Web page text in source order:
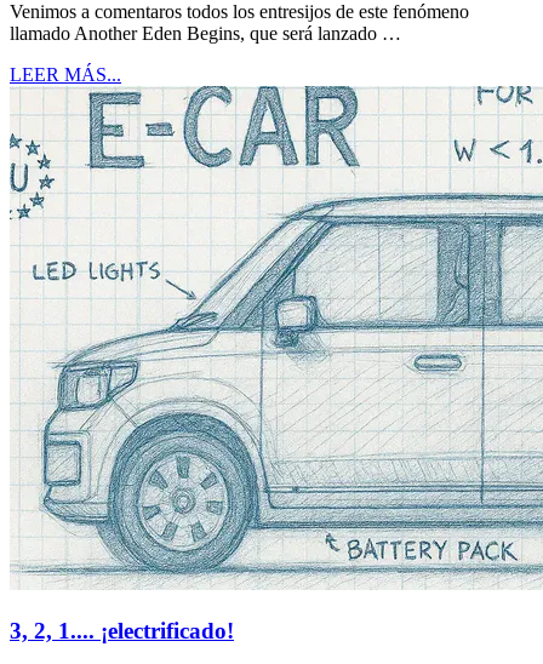
Venimos a comentaros todos los entresijos de este fenómeno
llamado Another Eden Begins, que será lanzado …
LEER MÁS...
3, 2, 1.... ¡electrificado!